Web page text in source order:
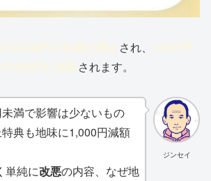
22,000円の特典が廃止 され、 100万円
円に減額されます。
ジンセイ
満で影響は少ないもの
典も地味に1,000円減額
単純に改悪の内容、なぜ地